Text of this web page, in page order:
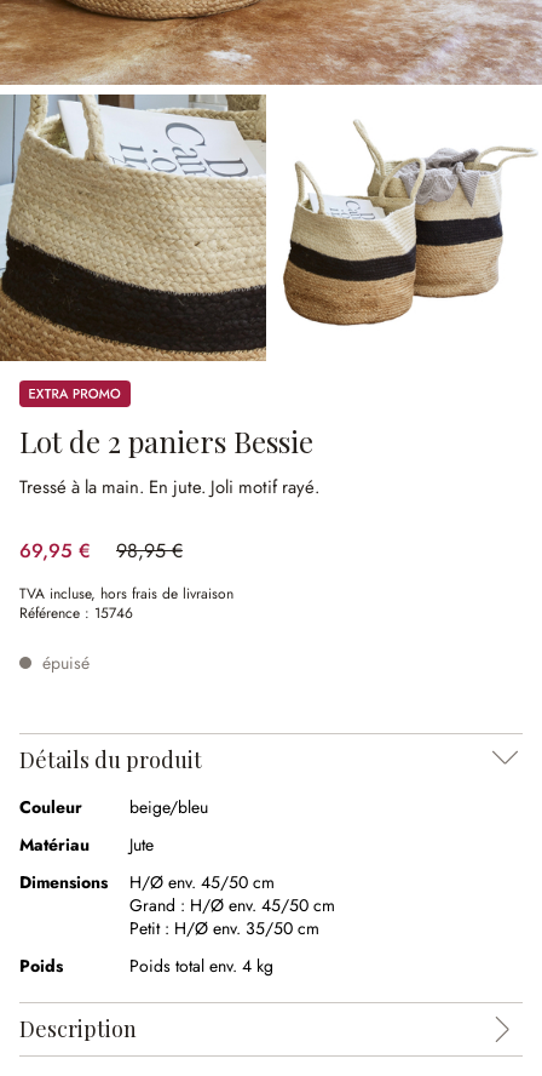
Promos
Lot de 2 paniers Bessie
Tressé à la main. En jute. Joli motif rayé.
69,95 € 98,95 €
(29.31%spared)
TVA incluse, hors frais de livraison
Référence : 15746
épuisé
Détails du produit
Couleur
beige/bleu
Matériau
Jute
Dimensions
H/Ø env. 45/50 cm
Grand : H/Ø env. 45/50 cm
Petit : H/Ø env. 35/50 cm
Poids
Poids total env. 4 kg
Description